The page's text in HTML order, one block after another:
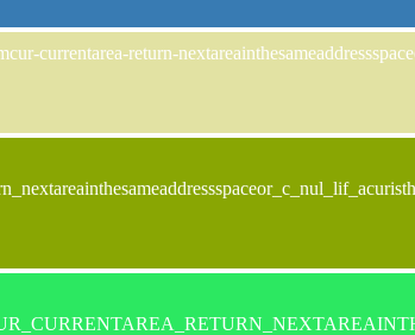
currentarea-return-